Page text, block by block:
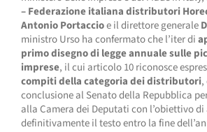
– Federazione italiana distributori
Antonio Portaccioe il direttore generale
ministro Urso ha confermato che l’iter di
primo disegno di legge annuale sulle
imprese, il cui articolo 10 riconosce
compiti della categoria dei distributori,
conclusione al Senato della Repubblica
alla Camera dei Deputati con l’obiettivo
definitivamente il testo entro la fine